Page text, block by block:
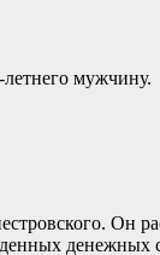
мужчину.
Он
денежных